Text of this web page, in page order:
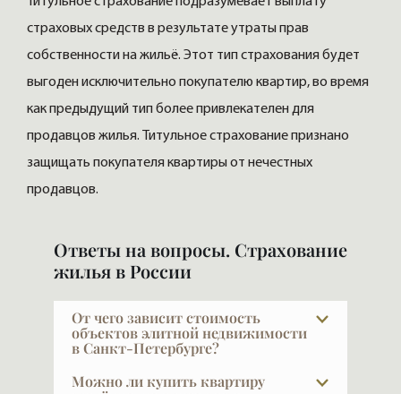
страховых средств в результате утраты прав
собственности на жильё. Этот тип страхования будет
выгоден исключительно покупателю квартир, во время
как предыдущий тип более привлекателен для
продавцов жилья. Титульное страхование признано
защищать покупателя квартиры от нечестных
продавцов.
Ответы на вопросы. Страхование
жилья в России
От чего зависит стоимость
объектов элитной недвижимости
в Санкт-Петербурге?
Как известно, главное — место, место и
Можно ли купить квартиру